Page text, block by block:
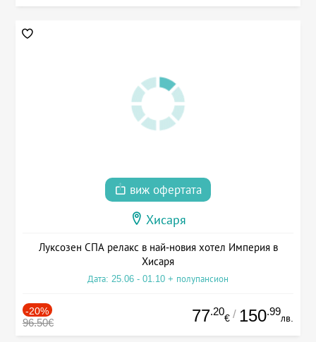
виж офертата
Хисаря
Луксозен СПА релакс в най-новия хотел Империя в
Хисаря
Дата: 25.06 - 01.10 + полупансион
-20%
96.50€ 77.20
€ / 150.99
лв.